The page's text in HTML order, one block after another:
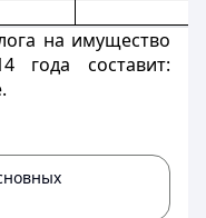
на имущество
года составит: